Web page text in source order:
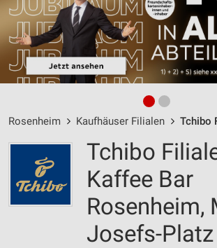
Rosenheim Kaufhäuser Filialen Tchibo Filiale mit Kaffee
Tchibo
Kaffee Bar
Rosenheim,
Josefs-